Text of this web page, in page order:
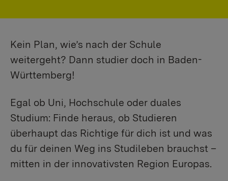
Kein Plan, wie’s nach der Schule
weitergeht? Dann studier doch in Baden-
Württemberg!
Egal ob Uni, Hochschule oder duales
Studium: Finde heraus, ob Studieren
überhaupt das Richtige für dich ist und was
du für deinen Weg ins Studileben brauchst –
mitten in der innovativsten Region Europas.